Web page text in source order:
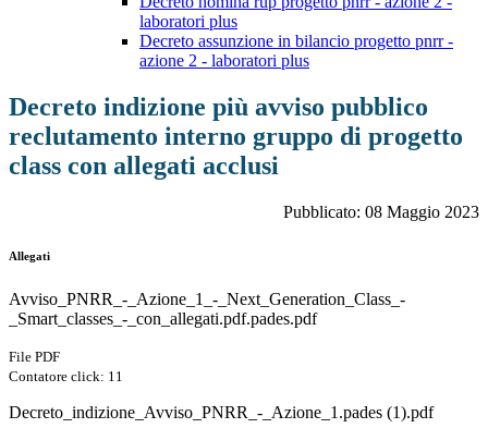
laboratori plus
Decreto assunzione in bilancio progetto pnrr -
azione 2 - laboratori plus
Decreto indizione più avviso pubblico
reclutamento interno gruppo di progetto
class con allegati acclusi
Pubblicato: 08 Maggio 2023
Allegati
Avviso_PNRR_-_Azione_1_-_Next_Generation_Class_-
_Smart_classes_-_con_allegati.pdf.pades.pdf
File PDF
Contatore click: 11
Decreto_indizione_Avviso_PNRR_-_Azione_1.pades (1).pdf